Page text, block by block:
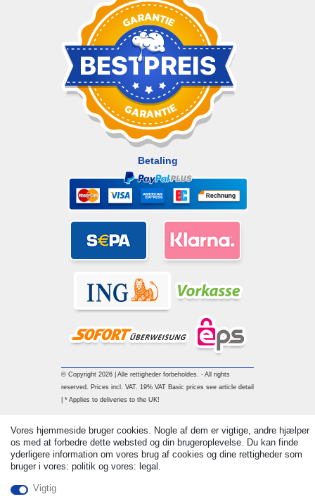
Betaling
© Copyright 2026 | Alle rettigheder forbeholdes. - All rights
reserved. Prices incl. VAT. 19% VAT Basic prices see article detail
| * Applies to deliveries to the UK!
Vores hjemmeside bruger cookies. Nogle af dem er vigtige, andre hjælper
os med at forbedre dette websted og din brugeroplevelse. Du kan finde
yderligere information om vores brug af cookies og dine rettigheder som
bruger i vores: politik og vores: legal.
Vigtig
Withdraw from contract here Kontakt